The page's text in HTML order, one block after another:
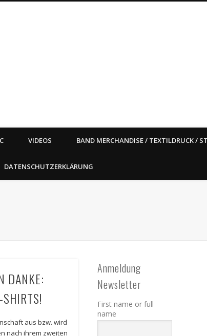
Records – East ain`t dead
VIDEOS BAND MERCHANDISE / TEXTILDRUCK /
DATENSCHUTZERKLÄRUNG
DANKE:
aus bzw. wird
nach ihrem zweiten
Anmeldung
Newsletter
First name or full
name